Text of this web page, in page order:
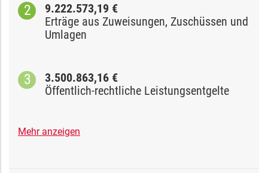
9.222.573,19 €
Erträge aus Zuweisungen, Zuschüssen und
Umlagen
3.500.863,16 €
Öffentlich-rechtliche Leistungsentgelte
Mehr anzeigen